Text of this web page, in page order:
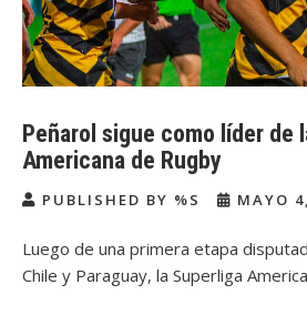
Peñarol sigue como líder de
Americana de Rugby
PUBLISHED BY %S MAYO
Luego de una primera etapa
Chile y Paraguay, la Superliga